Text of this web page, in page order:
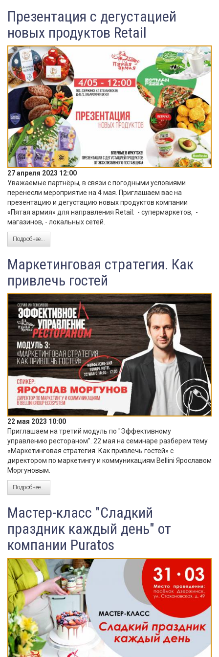
Презентация с дегустацией
новых продуктов Retail
27 апреля 2023 12:00
Уважаемые партнёры, в связи с погодными условиями
перенесли мероприятие на 4 мая. Приглашаем вас на
презентацию и дегустацию новых продуктов компании
«Пятая армия» для направления Retail: - супермаркетов, -
магазинов, - локальных сетей.
Подробнее...
Маркетинговая стратегия. Как
привлечь гостей
22 мая 2023 10:00
Приглашаем на третий модуль по "Эффективному
управлению рестораном". 22 мая на семинаре разберем тему
«Маркетинговая стратегия. Как привлечь гостей» с
директором по маркетингу и коммуникациям Bellini Ярославом
Моргуновым.
Подробнее...
Мастер-класс "Сладкий
праздник каждый день" от
компании Puratos